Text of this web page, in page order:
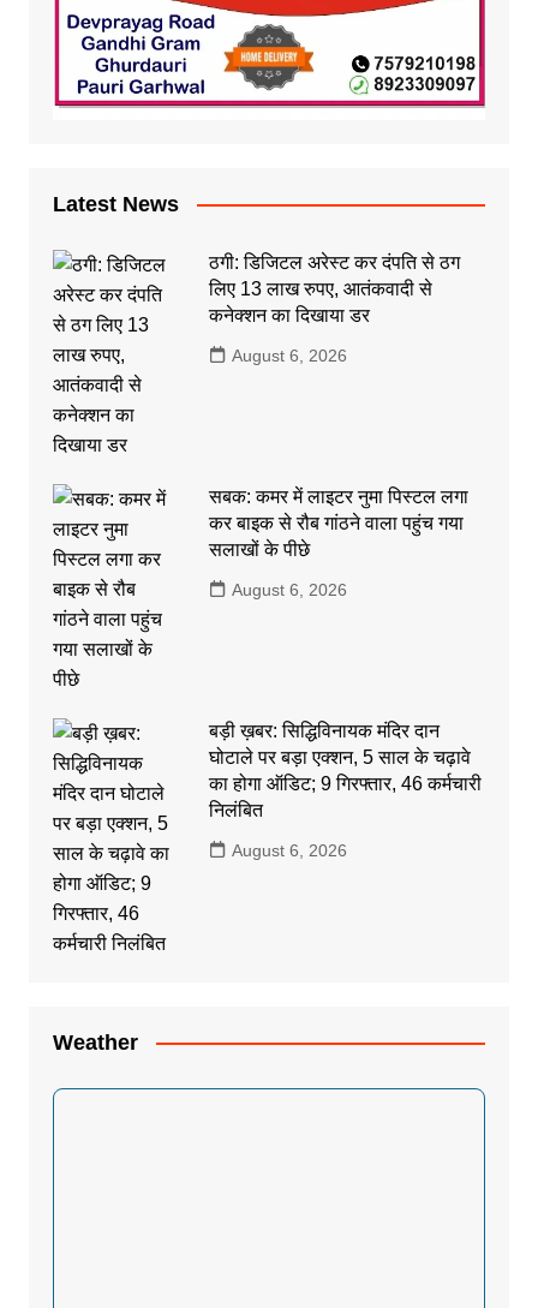
Latest News
ठगी: डिजिटल अरेस्ट कर दंपति से ठग
लिए 13 लाख रुपए, आतंकवादी से
कनेक्शन का दिखाया डर
August 6, 2026
सबक: कमर में लाइटर नुमा पिस्टल लगा
कर बाइक से रौब गांठने वाला पहुंच गया
सलाखों के पीछे
August 6, 2026
बड़ी ख़बर: सिद्धिविनायक मंदिर दान
घोटाले पर बड़ा एक्शन, 5 साल के चढ़ावे
का होगा ऑडिट; 9 गिरफ्तार, 46 कर्मचारी
निलंबित
August 6, 2026
Weather